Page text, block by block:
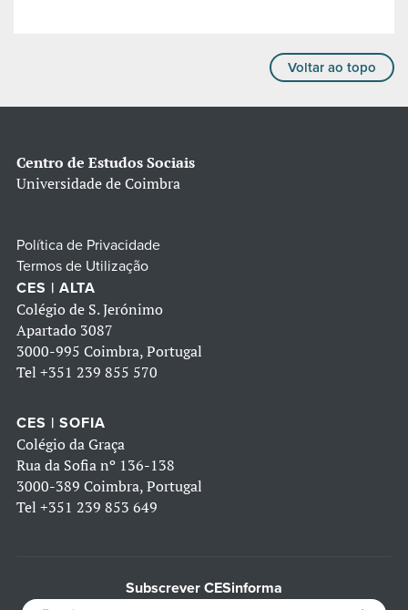
Voltar ao topo
Centro de Estudos Sociais
Universidade de Coimbra
Política de Privacidade
Termos de Utilização
CES | ALTA
Colégio de S. Jerónimo
Apartado 3087
3000-995 Coimbra, Portugal
Tel +351 239 855 570
CES | SOFIA
Colégio da Graça
Rua da Sofia nº 136-138
3000-389 Coimbra, Portugal
Tel +351 239 853 649
Subscrever CESinforma